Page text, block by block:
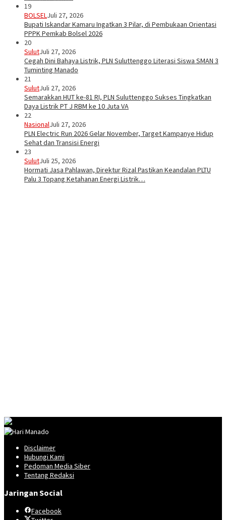
19
BOLSELJuli 27, 2026
Bupati Iskandar Kamaru Ingatkan 3 Pilar, di Pembukaan Orientasi
PPPK Pemkab Bolsel 2026
20
SulutJuli 27, 2026
Cegah Dini Bahaya Listrik, PLN Suluttenggo Literasi Siswa SMAN 3
Tuminting Manado
21
SulutJuli 27, 2026
Semarakkan HUT ke-81 RI, PLN Suluttenggo Sukses Tingkatkan
Daya Listrik PT J RBM ke 10 Juta VA
22
NasionalJuli 27, 2026
PLN Electric Run 2026 Gelar November, Target Kampanye Hidup
Sehat dan Transisi Energi
23
SulutJuli 25, 2026
Hormati Jasa Pahlawan, Direktur Rizal Pastikan Keandalan PLTU
Palu 3 Topang Ketahanan Energi Listrik…
Disclaimer
Hubungi Kami
Pedoman Media Siber
Tentang Redaksi
Jaringan Social
Facebook